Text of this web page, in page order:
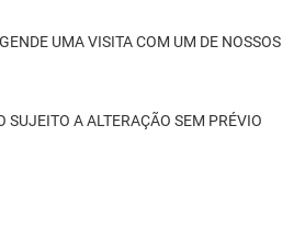
UMA VISITA COM UM DE NOSSOS
SUJEITO A ALTERAÇÃO SEM PRÉVIO